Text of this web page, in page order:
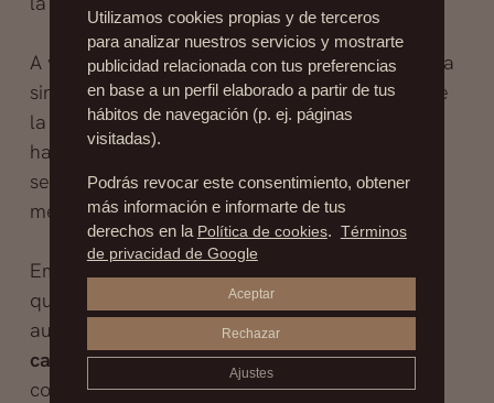
A veces, el cirujano puede resolver el problema
sin recurrir a una nueva intervención, mediante
la simple manipulación. Pero casi siempre se
hace necesario proceder a una cirugía
secundaria. La corrección se puede realizar
mediante dos técnicas, una buena y otra mala.
Empecemos mencionando la mala, a pesar de
que está prácticamente desterrada porque
aumenta el número de recidivas. Se llama
capsulotomía, y consiste en romper la cápsula
con el bisturí y ampliar el bolsillo.
Utilizamos cookies propias y de terceros
para analizar nuestros servicios y mostrarte
publicidad relacionada con tus preferencias
en base a un perfil elaborado a partir de tus
hábitos de navegación (p. ej. páginas
visitadas).
Podrás revocar este consentimiento, obtener
más información e informarte de tus
derechos en la Política de cookies. Términos
de privacidad de Google
Aceptar
Rechazar
Ajustes